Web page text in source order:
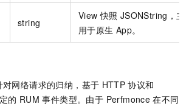
string
View 快照 JSONString，主
用于原生 App。
对网络请求的归纳，基于 HTTP 协议和
的 RUM 事件类型。由于 Perfmonce 在不同